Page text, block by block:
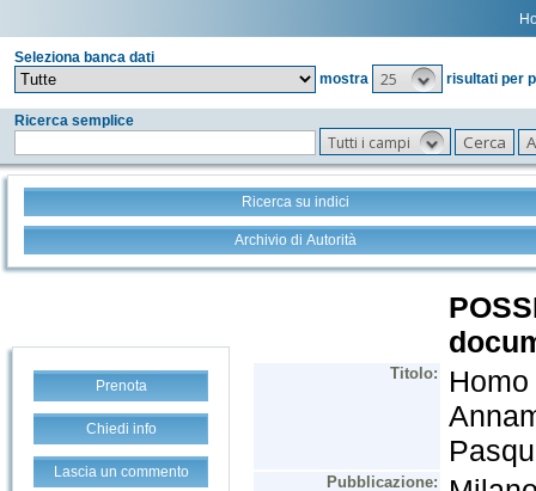
Seleziona banca dati
mostra
25 risultati per
Ricerca semplice
Tutti i campi
Ricerca su indici
Archivio di Autorità
Prenota
Chiedi info
Lascia un commento